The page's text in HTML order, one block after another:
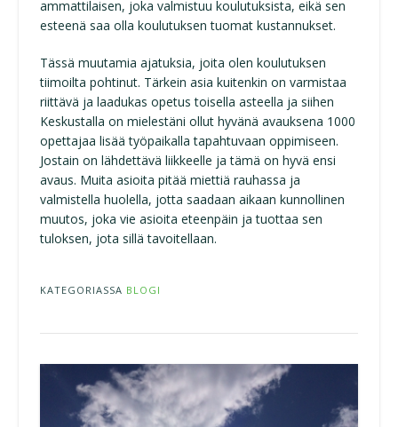
ammattilaisen, joka valmistuu koulutuksista, eikä sen
esteenä saa olla koulutuksen tuomat kustannukset.
Tässä muutamia ajatuksia, joita olen koulutuksen
tiimoilta pohtinut. Tärkein asia kuitenkin on varmistaa
riittävä ja laadukas opetus toisella asteella ja siihen
Keskustalla on mielestäni ollut hyvänä avauksena 1000
opettajaa lisää työpaikalla tapahtuvaan oppimiseen.
Jostain on lähdettävä liikkeelle ja tämä on hyvä ensi
avaus. Muita asioita pitää miettiä rauhassa ja
valmistella huolella, jotta saadaan aikaan kunnollinen
muutos, joka vie asioita eteenpäin ja tuottaa sen
tuloksen, jota sillä tavoitellaan.
KATEGORIASSA BLOGI